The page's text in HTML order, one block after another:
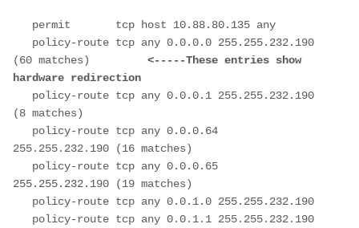
(60 matches) <-----These entries show
hardware redirection
(8 matches)
255.255.232.190 (16 matches)
255.255.232.190 (19 matches)